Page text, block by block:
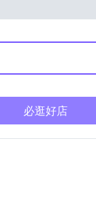
必逛好店